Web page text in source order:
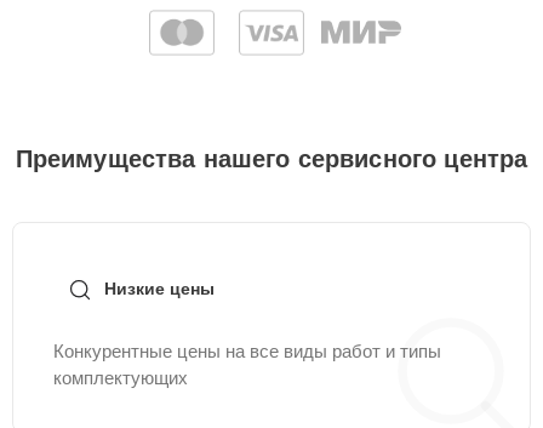
Преимущества нашего сервисного центра
Низкие цены
Конкурентные цены на все виды работ и типы
комплектующих